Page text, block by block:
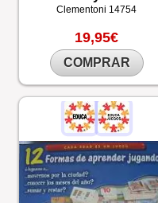
Clementoni 14754
19,95€
COMPRAR